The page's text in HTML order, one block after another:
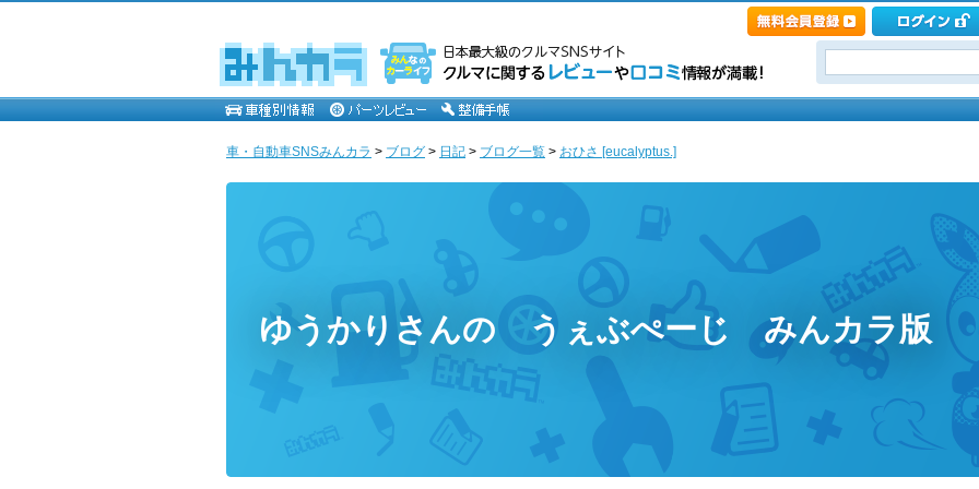
車・自動車SNSみんカラ > ブログ > 日記 > ブログ一覧 > おひさ [eucalyptus.]
ゆうかりさんの うぇぶぺーじ みんカラ版